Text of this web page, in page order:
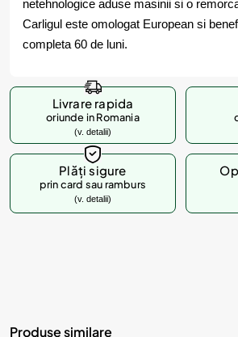
netehnologice aduse masinii si o
Carligul este omologat European si
completa 60 de luni.
Livrare rapida
oriunde in Romania
(v. detalii)
Plăți sigure
prin card sau ramburs
(v. detalii)
Produse similare